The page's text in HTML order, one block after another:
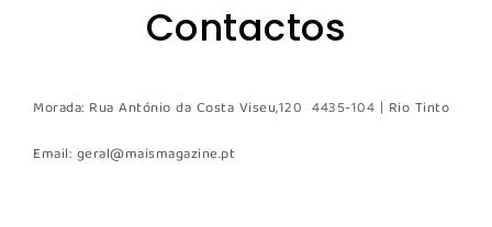
Contactos
Morada: Rua António da Costa Viseu,120 4435-104 | Rio Tinto
Email: geral@maismagazine.pt